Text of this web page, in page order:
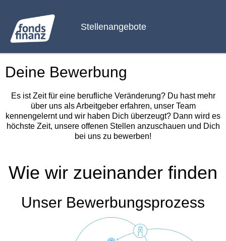
Stellenangebote
Deine Bewerbung
Es ist Zeit für eine berufliche Veränderung? Du hast mehr
über uns als Arbeitgeber erfahren, unser Team
kennengelernt und wir haben Dich überzeugt? Dann wird es
höchste Zeit, unsere offenen Stellen anzuschauen und Dich
bei uns zu bewerben!
Wie wir zueinander finden
Unser Bewerbungsprozess